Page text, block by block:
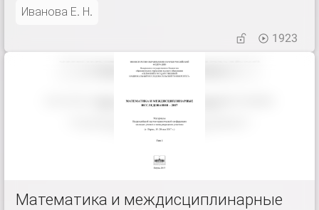
Иванова Е. Н.
1923
Математика и междисциплинарные